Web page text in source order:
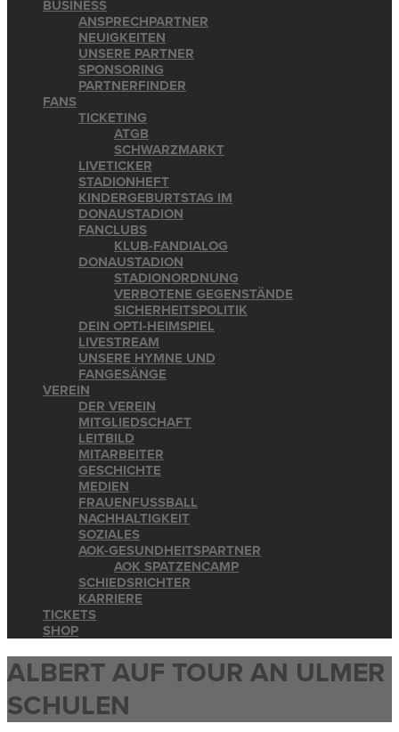
BUSINESS
ANSPRECHPARTNER
NEUIGKEITEN
UNSERE PARTNER
SPONSORING
PARTNERFINDER
FANS
TICKETING
ATGB
SCHWARZMARKT
LIVETICKER
STADIONHEFT
KINDERGEBURTSTAG IM
DONAUSTADION
FANCLUBS
KLUB-FANDIALOG
DONAUSTADION
STADIONORDNUNG
VERBOTENE GEGENSTÄNDE
SICHERHEITSPOLITIK
DEIN OPTI-HEIMSPIEL
LIVESTREAM
UNSERE HYMNE UND
FANGESÄNGE
VEREIN
DER VEREIN
MITGLIEDSCHAFT
LEITBILD
MITARBEITER
GESCHICHTE
MEDIEN
FRAUENFUSSBALL
NACHHALTIGKEIT
SOZIALES
AOK-GESUNDHEITSPARTNER
AOK SPATZENCAMP
SCHIEDSRICHTER
KARRIERE
TICKETS
SHOP
ALBERT AUF TOUR AN ULMER
SCHULEN